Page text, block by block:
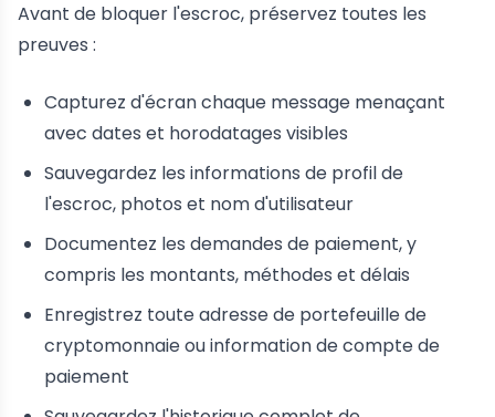
Avant de bloquer l'escroc, préservez toutes les
preuves :
Capturez d'écran chaque message menaçant
avec dates et horodatages visibles
Sauvegardez les informations de profil de
l'escroc, photos et nom d'utilisateur
Documentez les demandes de paiement, y
compris les montants, méthodes et délais
Enregistrez toute adresse de portefeuille de
cryptomonnaie ou information de compte de
paiement